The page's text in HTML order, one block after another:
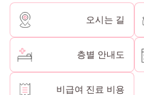
오시는 길
층별 안내도
비급여 진료 비용